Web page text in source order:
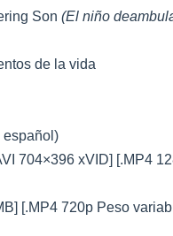
Son (El niño
de la vida
español)
704×396 xVID] [.MP4
[.MP4 720p Peso